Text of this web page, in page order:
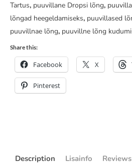
Tartus, puuvillane Dropsi lõng,
lõngad heegeldamiseks, puuvillased
puuvillnae lõng, puuvillne lõng
Share this:
Facebook X
Pinterest
Description Lisainfo